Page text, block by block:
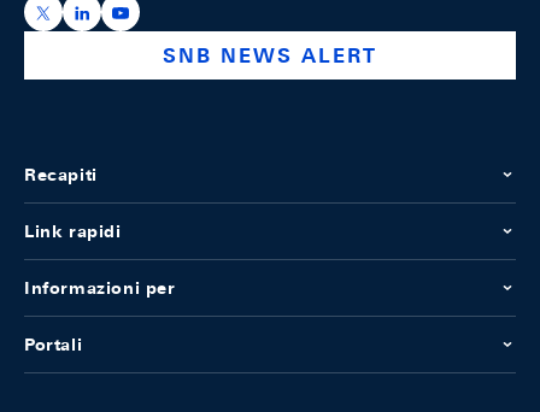
https://x.com/snb_bns
https://ch.linkedin.com/company/swiss-national-
https://www.youtube.com/@swissnationalbank
SNB NEWS ALERT
Recapiti
Link rapidi
Informazioni per
Portali